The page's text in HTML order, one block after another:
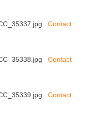
Contact
Contact
Contact